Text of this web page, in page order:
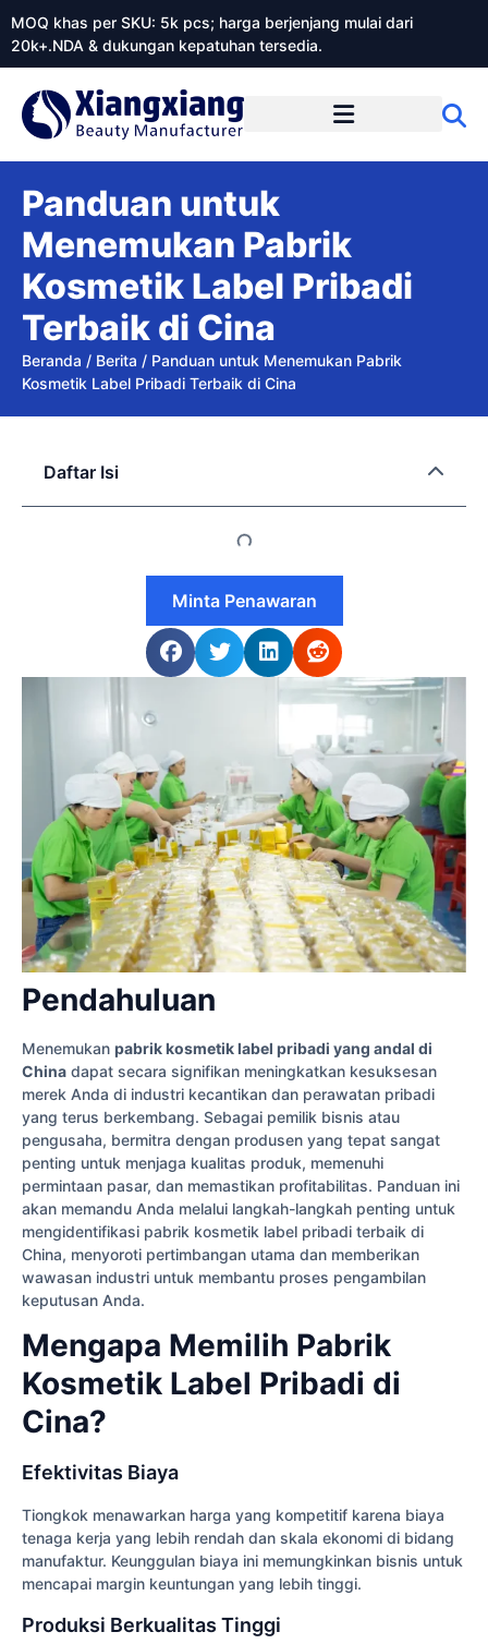
MOQ khas per SKU: 5k pcs; harga berjenjang mulai dari
20k+.NDA & dukungan kepatuhan tersedia.
Panduan untuk
Menemukan Pabrik
Kosmetik Label Pribadi
Terbaik di Cina
Beranda / Berita / Panduan untuk Menemukan Pabrik
Kosmetik Label Pribadi Terbaik di Cina
Pendahuluan
Menemukan pabrik kosmetik label pribadi yang andal di
China dapat secara signifikan meningkatkan kesuksesan
merek Anda di industri kecantikan dan perawatan pribadi
yang terus berkembang. Sebagai pemilik bisnis atau
pengusaha, bermitra dengan produsen yang tepat sangat
penting untuk menjaga kualitas produk, memenuhi
permintaan pasar, dan memastikan profitabilitas. Panduan ini
akan memandu Anda melalui langkah-langkah penting untuk
mengidentifikasi pabrik kosmetik label pribadi terbaik di
China, menyoroti pertimbangan utama dan memberikan
wawasan industri untuk membantu proses pengambilan
keputusan Anda.
Mengapa Memilih Pabrik
Kosmetik Label Pribadi di
Cina?
Efektivitas Biaya
Tiongkok menawarkan harga yang kompetitif karena biaya
tenaga kerja yang lebih rendah dan skala ekonomi di bidang
manufaktur. Keunggulan biaya ini memungkinkan bisnis untuk
mencapai margin keuntungan yang lebih tinggi.
Produksi Berkualitas Tinggi
Daftar Isi
Minta Penawaran